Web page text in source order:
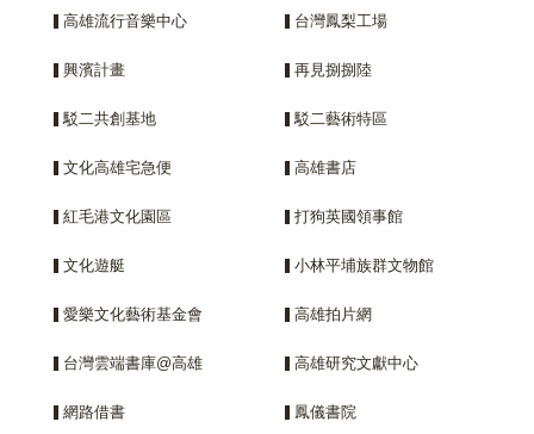
高雄流行音樂中心 台灣鳳梨工場
興濱計畫 再見捌捌陸
駁二共創基地 駁二藝術特區
文化高雄宅急便 高雄書店
紅毛港文化園區 打狗英國領事館
文化遊艇 小林平埔族群文物館
愛樂文化藝術基金會 高雄拍片網
台灣雲端書庫@高雄 高雄研究文獻中心
網路借書 鳳儀書院